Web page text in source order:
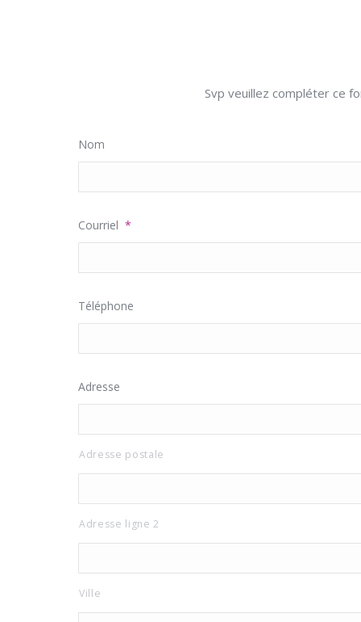
Svp veuillez compléter ce
Nom
Courriel *
Téléphone
Adresse
Adresse postale
Adresse ligne 2
Ville